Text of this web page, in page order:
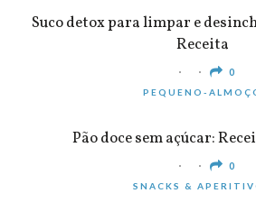
Suco detox para limpar e
Receita
0
PEQUENO-
Pão doce sem açúcar:
0
SNACKS &